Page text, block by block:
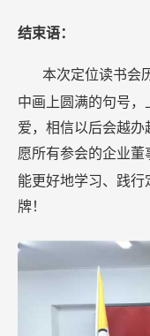
结束语：
本次定位读书会
中画上圆满的句号
爱，相信以后会越
愿所有参会的企业董
能更好地学习、践
牌！